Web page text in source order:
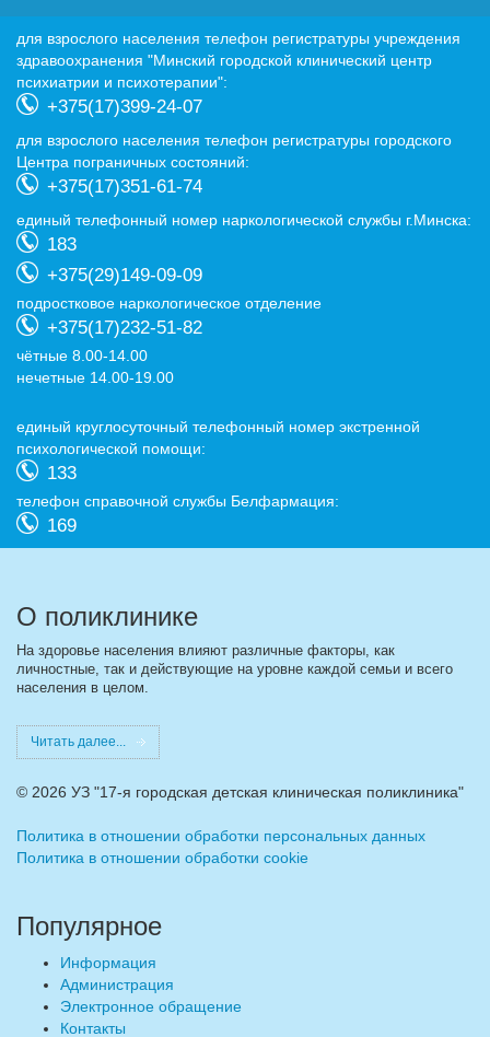
для взрослого населения телефон регистратуры учреждения
здравоохранения "Минский городской клинический центр
психиатрии и психотерапии":
+375(17)399-24-07
для взрослого населения телефон регистратуры городского
Центра пограничных состояний:
+375(17)351-61-74
eдиный телефонный номер наркологической службы г.Минска:
183
+375(29)149-09-09
подростковое наркологическое отделение
+375(17)232-51-82
чётные 8.00-14.00
нечетные 14.00-19.00
eдиный круглосуточный телефонный номер экстренной
психологической помощи:
133
телефон справочной службы Белфармация:
169
О поликлинике
На здоровье населения влияют различные факторы, как
личностные, так и действующие на уровне каждой семьи и всего
населения в целом.
Читать далее...
© 2026 УЗ "17-я городская детская клиническая поликлиника"
Политика в отношении обработки персональных данных
Политика в отношении обработки cookie
Популярное
Информация
Администрация
Электронное обращение
Контакты